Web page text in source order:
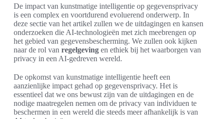
De impact van kunstmatige intelligentie op gegevensprivacy
is een complex en voortdurend evoluerend onderwerp. In
deze sectie van het artikel zullen we de uitdagingen en kansen
onderzoeken die AI-technologieën met zich meebrengen op
het gebied van gegevensbescherming. We zullen ook kijken
naar de rol van regelgeving en ethiek bij het waarborgen van
privacy in een AI-gedreven wereld.
De opkomst van kunstmatige intelligentie heeft een
aanzienlijke impact gehad op gegevensprivacy. Het is
essentieel dat we ons bewust zijn van de uitdagingen en de
nodige maatregelen nemen om de privacy van individuen te
beschermen in een wereld die steeds meer afhankelijk is van